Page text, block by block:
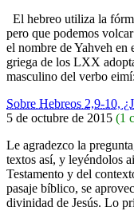
El hebreo utiliza la
pero que podemos
el nombre de Yahveh
griega de los LXX
masculino del verbo
Sobre Hebreos 2,9-10,
5 de octubre de 2015 (1
Le agradezco la
textos así, y leyéndolos
Testamento y del
pasaje bíblico, se
divinidad de Jesús. Lo